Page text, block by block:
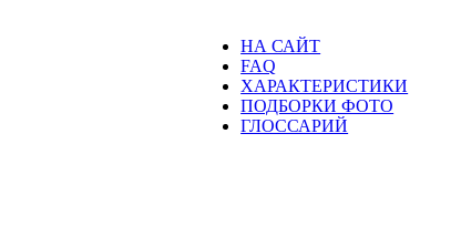
НА САЙТ
FAQ
ХАРАКТЕРИСТИКИ
ПОДБОРКИ ФОТО
ГЛОССАРИЙ